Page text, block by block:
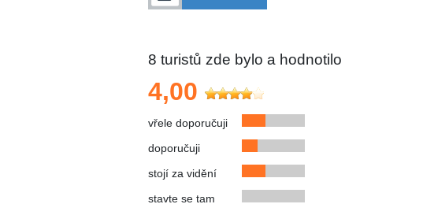
8 turistů zde bylo a hodnotilo
4,00
vřele doporučuji
doporučuji
stojí za vidění
stavte se tam